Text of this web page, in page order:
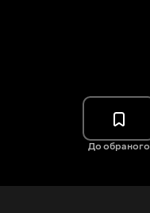
До обраного